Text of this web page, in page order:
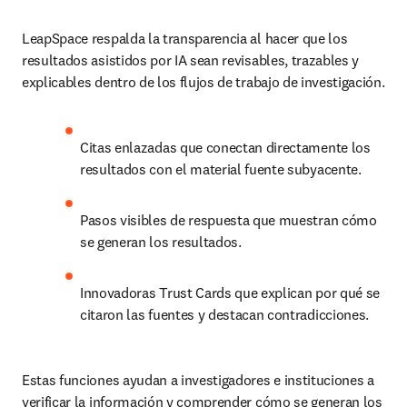
LeapSpace respalda la transparencia al hacer que los
resultados asistidos por IA sean revisables, trazables y
explicables dentro de los flujos de trabajo de investigación.
Citas enlazadas que conectan directamente los
resultados con el material fuente subyacente.
Pasos visibles de respuesta que muestran cómo
se generan los resultados.
Innovadoras Trust Cards que explican por qué se
citaron las fuentes y destacan contradicciones.
Estas funciones ayudan a investigadores e instituciones a
verificar la información y comprender cómo se generan los